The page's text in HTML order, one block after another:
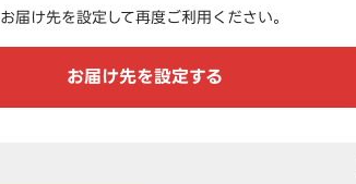
お届け先を設定して再度ご利用ください。
お届け先を設定する